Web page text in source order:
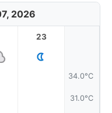
2026
34.0°C
31.0°C
23